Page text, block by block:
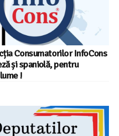
Consumatorilor InfoCons
și spaniolă, pentru
!